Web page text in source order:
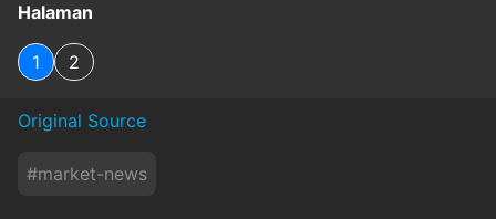
Halaman
1 2
Original Source
#market-news